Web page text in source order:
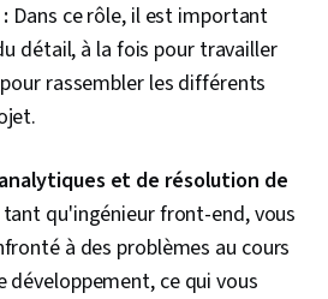
Dans ce rôle, il est important
détail, à la fois pour travailler
rassembler les différents
et de résolution de
tant qu'ingénieur front-end, vous
à des problèmes au cours
développement, ce qui vous